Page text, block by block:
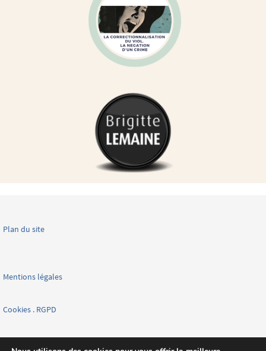
Plan du site
Mentions légales
Cookies . RGPD